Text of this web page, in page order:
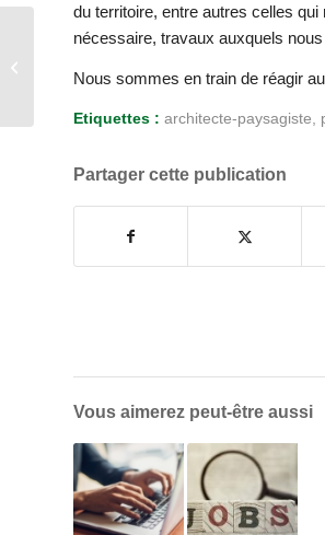
du territoire, entre autres celles qui
nécessaire, travaux auxquels
Nous sommes en train de réagir
Etiquettes : architecte-paysagiste,
Partager cette publication
Vous aimerez peut-être aussi